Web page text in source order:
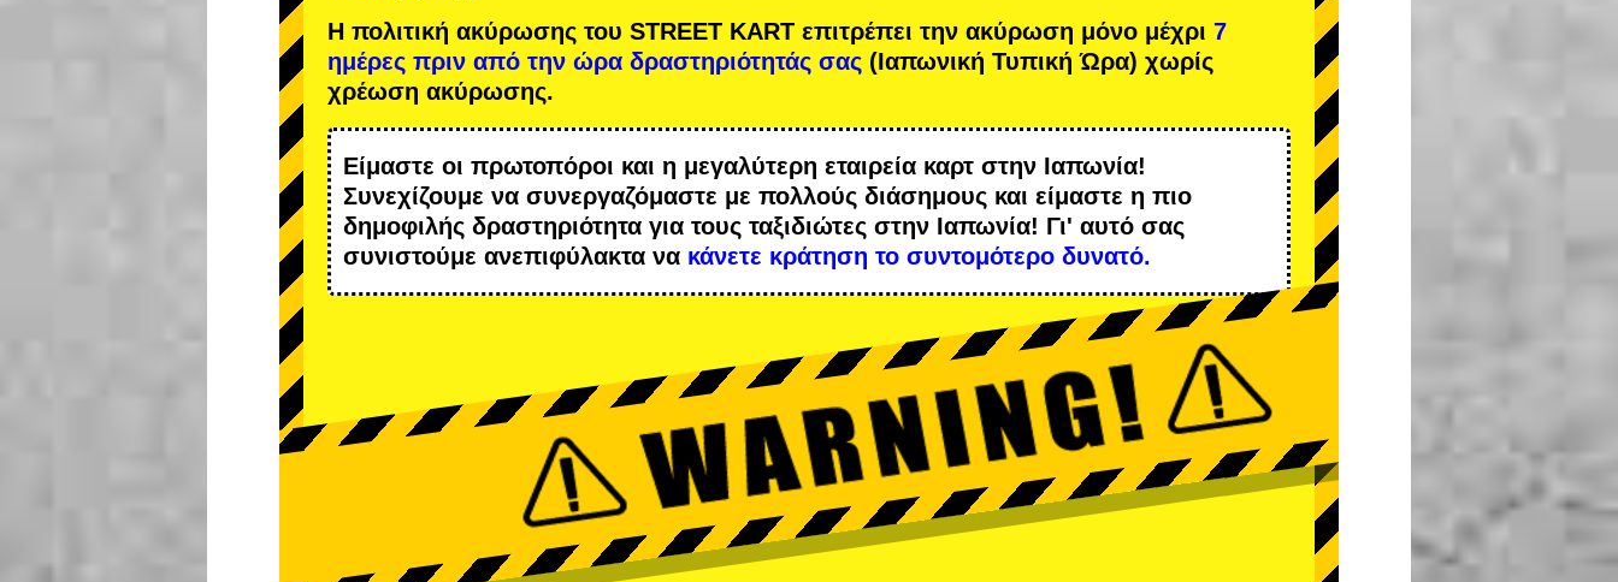
Η πολιτική ακύρωσης του STREET KART επιτρέπει την ακύρωση μόνο μέχρι 7
ημέρες πριν από την ώρα δραστηριότητάς σας (Ιαπωνική Τυπική Ώρα) χωρίς
χρέωση ακύρωσης.
Είμαστε οι πρωτοπόροι και η μεγαλύτερη εταιρεία καρτ στην Ιαπωνία!
Συνεχίζουμε να συνεργαζόμαστε με πολλούς διάσημους και είμαστε η πιο
δημοφιλής δραστηριότητα για τους ταξιδιώτες στην Ιαπωνία! Γι' αυτό σας
συνιστούμε ανεπιφύλακτα να κάνετε κράτηση το συντομότερο δυνατό.